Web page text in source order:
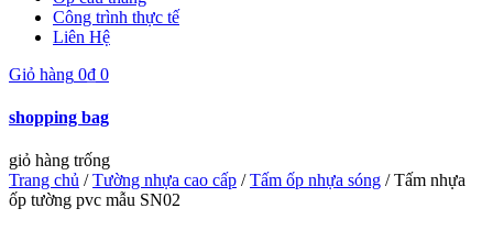
Công trình thực tế
Liên Hệ
Giỏ hàng 0₫ 0
shopping bag
giỏ hàng trống
Trang chủ /Tường nhựa cao cấp /Tấm ốp nhựa sóng / Tấm nhựa
ốp tường pvc mẫu SN02